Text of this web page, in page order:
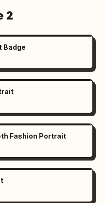
2
Badge
Fashion Portrait